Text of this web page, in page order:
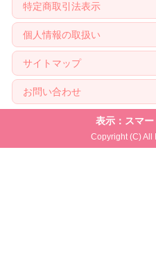
特定商取引法表示
個人情報の取扱い
サイトマップ
お問い合わせ
表示：スマー
Copyright (C) All